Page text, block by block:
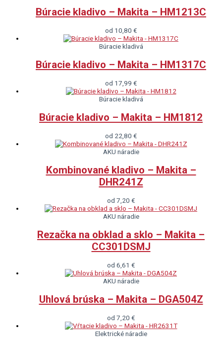
Búracie kladivo – Makita – HM1213C
od 10,80 €
Búracie kladivá
Búracie kladivo – Makita – HM1317C
od 17,99 €
Búracie kladivá
Búracie kladivo – Makita – HM1812
od 22,80 €
AKU náradie
Kombinované kladivo – Makita –
DHR241Z
od 7,20 €
AKU náradie
Rezačka na obklad a sklo – Makita –
CC301DSMJ
od 6,61 €
AKU náradie
Uhlová brúska – Makita – DGA504Z
od 7,20 €
Elektrické náradie